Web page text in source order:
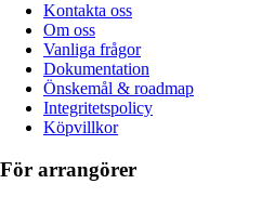
Kontakta oss
Om oss
Vanliga frågor
Dokumentation
Önskemål & roadmap
Integritetspolicy
Köpvillkor
För arrangörer